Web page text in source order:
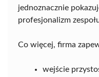
jednoznacznie
profesjonalizm
Co więcej, firma
wejście